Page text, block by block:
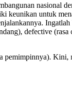
nasional
keunikan untuk
defective
pemimpinnya).